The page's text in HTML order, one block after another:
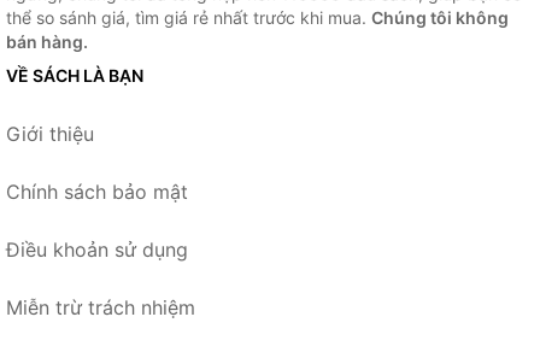
thể so sánh giá, tìm giá rẻ nhất trước khi mua. Chúng tôi không
bán hàng.
VỀ SÁCH LÀ BẠN
Giới thiệu
Chính sách bảo mật
Điều khoản sử dụng
Miễn trừ trách nhiệm